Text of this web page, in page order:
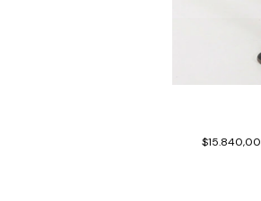
$15.840,00